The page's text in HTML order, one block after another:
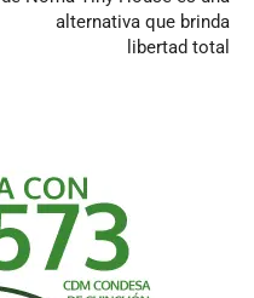
alternativa que brinda
libertad total